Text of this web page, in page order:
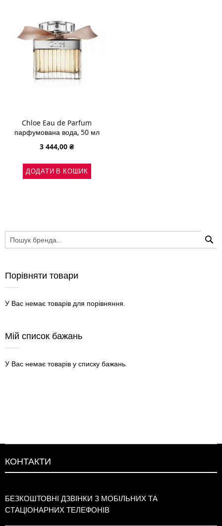
Chloe Eau de Parfum
парфумована вода, 50 мл
3 444,00 ₴
ДОДАТИ В КОШИК
Порівняти товари
У Вас немає товарів для порівняння.
Мій список бажань
У Вас немає товарів у списку бажань.
КОНТАКТИ
БЕЗКОШТОВНІ ДЗВІНКИ З МОБІЛЬНИХ ТА
СТАЦІОНАРНИХ ТЕЛЕФОНІВ